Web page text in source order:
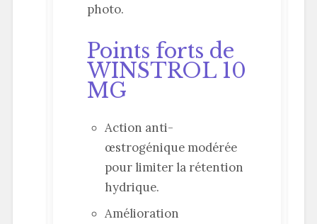
photo.
Points forts de
WINSTROL 10
MG
Action anti-
œstrogénique modérée
pour limiter la rétention
hydrique.
Amélioration